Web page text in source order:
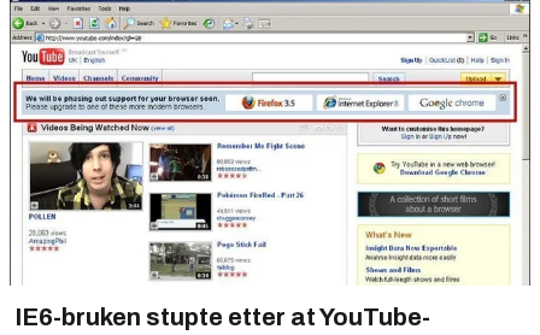
IE6-bruken stupte etter at YouTube-